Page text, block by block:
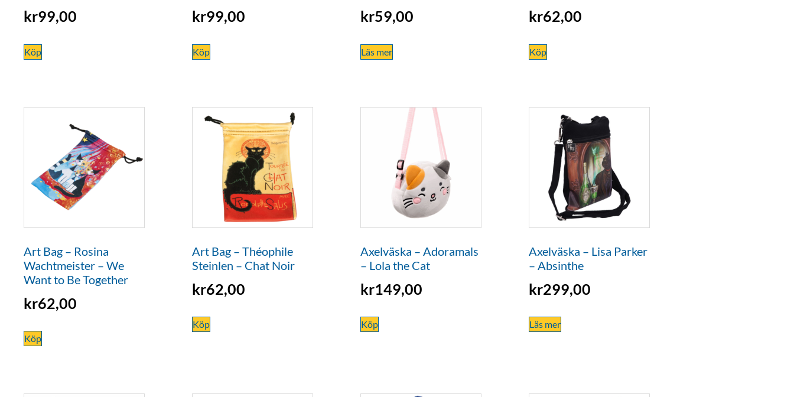
kr99,00
Köp
kr99,00
Köp
kr59,00
Läs mer
kr62,00
Köp
Art Bag – Rosina
Wachtmeister – We
Want to Be Together
kr62,00
Köp
Art Bag – Théophile
Steinlen – Chat Noir
kr62,00
Köp
Axelväska – Adoramals
– Lola the Cat
kr149,00
Köp
Axelväska – Lisa Parker
– Absinthe
kr299,00
Läs mer